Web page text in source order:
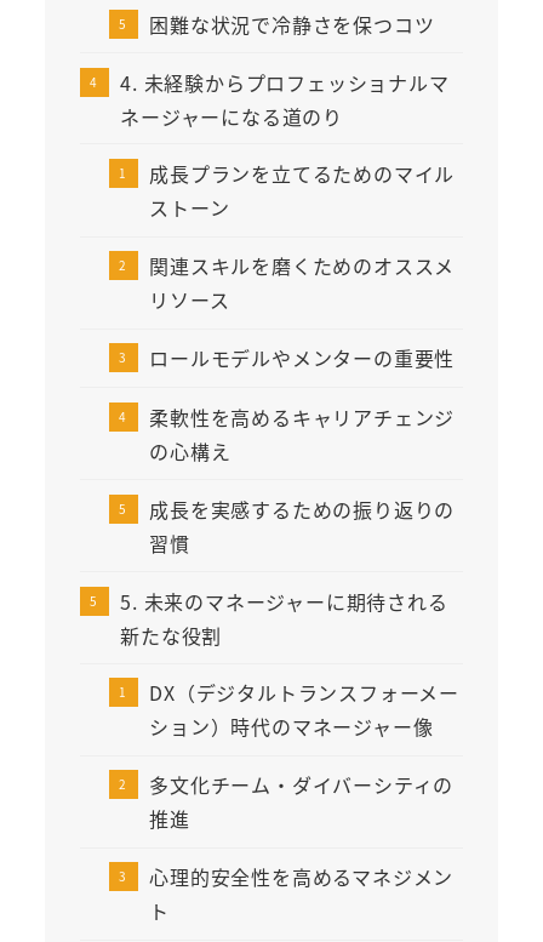
困難な状況で冷静さを保つコツ
4. 未経験からプロフェッショナルマ
ネージャーになる道のり
成長プランを立てるためのマイル
ストーン
関連スキルを磨くためのオススメ
リソース
ロールモデルやメンターの重要性
柔軟性を高めるキャリアチェンジ
の心構え
成長を実感するための振り返りの
習慣
5. 未来のマネージャーに期待される
新たな役割
DX（デジタルトランスフォーメー
ション）時代のマネージャー像
多文化チーム・ダイバーシティの
推進
心理的安全性を高めるマネジメン
ト